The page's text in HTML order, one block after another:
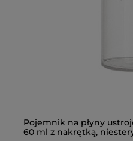
Pojemnik na płyny
60 ml z nakrętką,